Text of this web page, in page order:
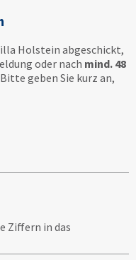
Holstein abgeschickt,
oder nach mind. 48
geben Sie kurz an,
Ziffern in das